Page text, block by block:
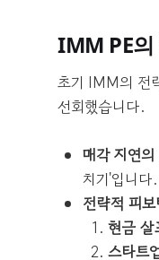
IMM PE
초기 IMM의 전
선회했습니다.
매각 지연
치기'입니
전략적 피보
현금
스타트